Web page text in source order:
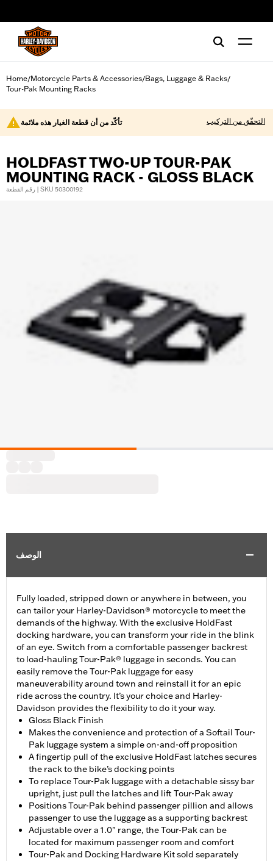
Home/Motorcycle Parts & Accessories/Bags, Luggage & Racks/
Tour-Pak Mounting Racks
تأكّد من أن قطعة الغيار هذه ملائمة التحقّق من التركيب
HOLDFAST TWO-UP TOUR-PAK
MOUNTING RACK - GLOSS BLACK
رقم القطعة | SKU 50300192
الوصف
Fully loaded, stripped down or anywhere in between, you
can tailor your Harley-Davidson® motorcycle to meet the
demands of the highway. With the exclusive HoldFast
docking hardware, you can transform your ride in the blink
of an eye. Switch from a comfortable passenger backrest
to load-hauling Tour-Pak® luggage in seconds. You can
easily remove the Tour-Pak luggage for easy
maneuverability around town and reinstall it for an epic
ride across the country. It’s your choice and Harley-
Davidson provides the flexibility to do it your way.
Gloss Black Finish
Makes the convenience and protection of a Softail Tour-
Pak luggage system a simple on-and-off proposition
A fingertip pull of the exclusive HoldFast latches secures
the rack to the bike’s docking points
To replace Tour-Pak luggage with a detachable sissy bar
upright, just pull the latches and lift Tour-Pak away
Positions Tour-Pak behind passenger pillion and allows
passenger to use the luggage as a supporting backrest
Adjustable over a 1.0" range, the Tour-Pak can be
located for maximum passenger room and comfort
Tour-Pak and Docking Hardware Kit sold separately